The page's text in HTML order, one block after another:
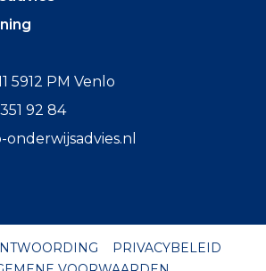
5912 PM Venlo
92 84
PRIVACYBELEID